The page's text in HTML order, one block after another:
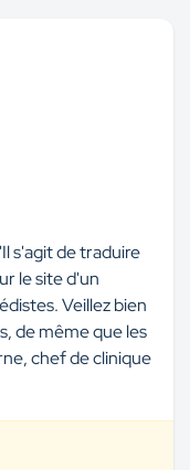
'Il s'agit de traduire
le site d'un
Veillez bien
de même que les
chef de clinique